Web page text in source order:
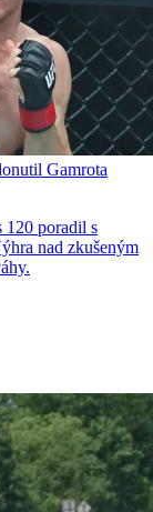
Gamrota
120 poradil s
nad zkušeným